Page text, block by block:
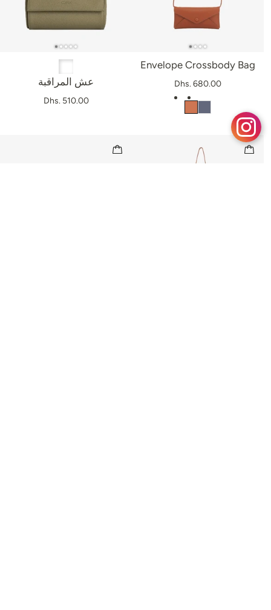
عش المراقبة
Dhs. 510.00
Envelope Crossbody Bag
Dhs. 680.00